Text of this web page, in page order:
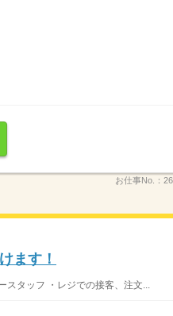
お仕事No.：
ます！
スタッフ ・レジでの接客、注文...